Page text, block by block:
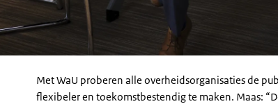
Met WaU proberen alle overheidsorganisaties de
flexibeler en toekomstbestendig te maken. Maas: